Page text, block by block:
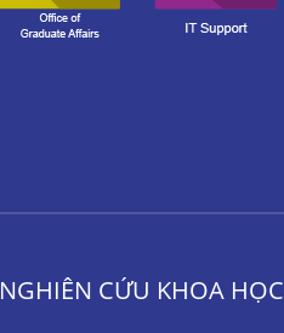
NGHIÊN CỨU KHOA HỌC